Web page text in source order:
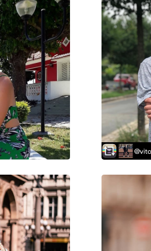
Unisex
Sonnenbrillen
Carrera
Mode
113/S 003/HD